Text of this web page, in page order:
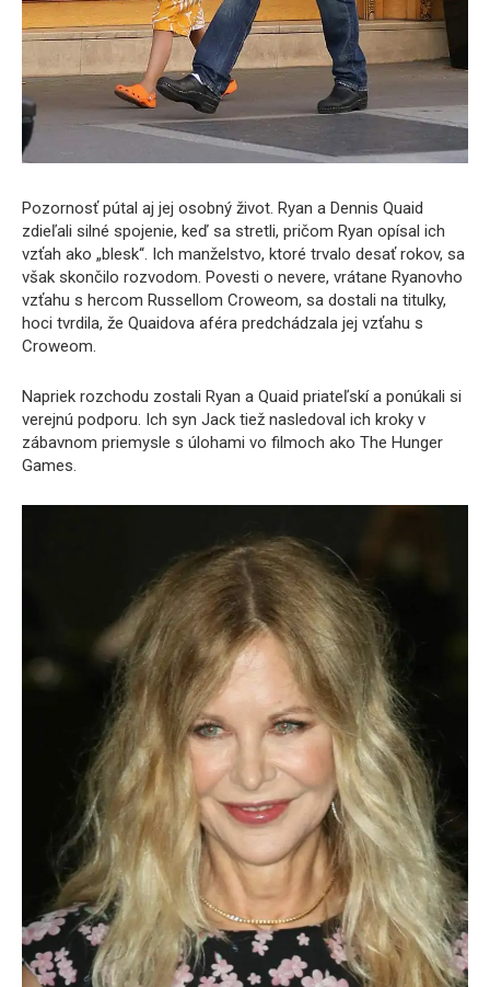
Pozornosť pútal aj jej osobný život. Ryan a Dennis Quaid
zdieľali silné spojenie, keď sa stretli, pričom Ryan opísal ich
vzťah ako „blesk“. Ich manželstvo, ktoré trvalo desať rokov, sa
však skončilo rozvodom. Povesti o nevere, vrátane Ryanovho
vzťahu s hercom Russellom Croweom, sa dostali na titulky,
hoci tvrdila, že Quaidova aféra predchádzala jej vzťahu s
Croweom.
Napriek rozchodu zostali Ryan a Quaid priateľskí a ponúkali si
verejnú podporu. Ich syn Jack tiež nasledoval ich kroky v
zábavnom priemysle s úlohami vo filmoch ako The Hunger
Games.